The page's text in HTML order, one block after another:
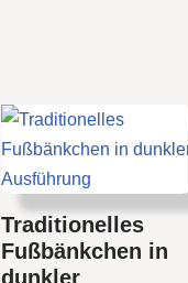
Traditionelles
Fußbänkchen in
dunkler